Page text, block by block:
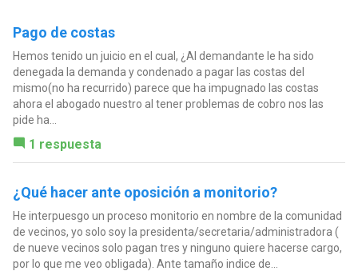
Pago de costas
Hemos tenido un juicio en el cual, ¿Al demandante le ha sido
denegada la demanda y condenado a pagar las costas del
mismo(no ha recurrido) parece que ha impugnado las costas
ahora el abogado nuestro al tener problemas de cobro nos las
pide ha...
1 respuesta
¿Qué hacer ante oposición a monitorio?
He interpuesgo un proceso monitorio en nombre de la comunidad
de vecinos, yo solo soy la presidenta/secretaria/administradora (
de nueve vecinos solo pagan tres y ninguno quiere hacerse cargo,
por lo que me veo obligada). Ante tamaño indice de...